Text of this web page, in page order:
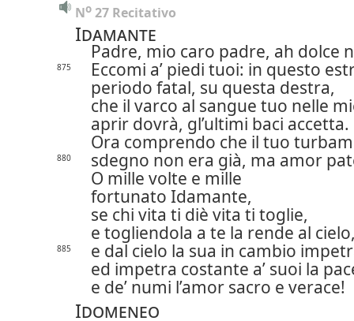
No 27 Recitativo
Idamante
Padre, mio caro padre, ah dolce
875
Eccomi a’ piedi tuoi: in questo
periodo fatal, su questa destra,
che il varco al sangue tuo nelle
aprir dovrà, gl’ultimi baci accetta.
Ora comprendo che il tuo
880
sdegno non era già, ma amor
O mille volte e mille
fortunato Idamante,
se chi vita ti diè vita ti toglie,
e togliendola a te la rende al
885
e dal cielo la sua in cambio
ed impetra costante a’ suoi la
e de’ numi l’amor sacro e verace!
Idomeneo